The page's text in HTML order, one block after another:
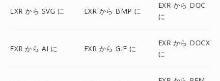
EXR から SVG に EXR から BMP に
EXR から DOC
に
EXR から AI に EXR から GIF に
EXR から DOCX
に